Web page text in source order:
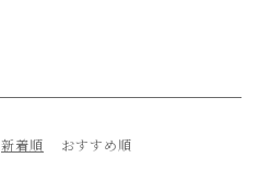
新着順
おすすめ順